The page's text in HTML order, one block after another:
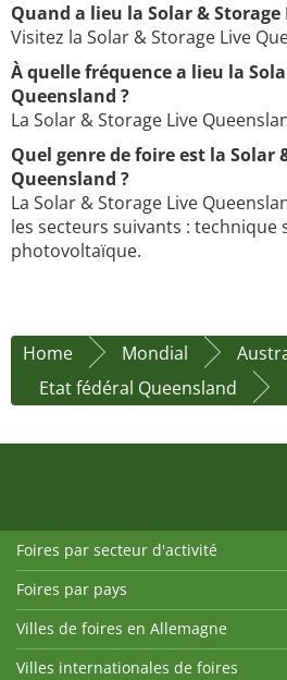
Quand a lieu la Solar & Storage
Visitez la Solar & Storage Live
À quelle fréquence a lieu la
Queensland ?
La Solar & Storage Live
Quel genre de foire est la Solar
Queensland ?
La Solar & Storage Live
les secteurs suivants : technique
photovoltaïque.
Home Mondial
Etat fédéral Queensland
Foires par secteur d'activité
Foires par pays
Villes de foires en Allemagne
Villes internationales de foires